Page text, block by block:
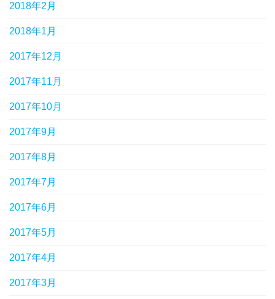
2018年2月
2018年1月
2017年12月
2017年11月
2017年10月
2017年9月
2017年8月
2017年7月
2017年6月
2017年5月
2017年4月
2017年3月